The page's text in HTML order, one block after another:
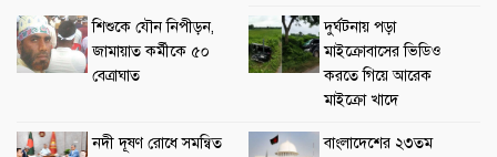
শিশুকে যৌন নিপীড়ন,
জামায়াত কর্মীকে ৫০
বেত্রাঘাত
দুর্ঘটনায় পড়া
মাইক্রোবাসের ভিডিও
করতে গিয়ে আরেক
মাইক্রো খাদে
নদী দূষণ রোধে সমন্বিত
বাংলাদেশের ২৩তম